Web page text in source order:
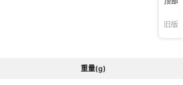
重量(g)
旧版